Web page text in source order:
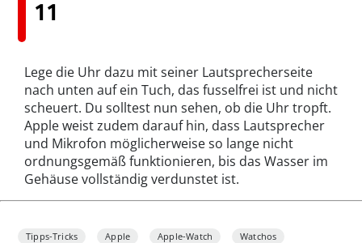
11
Lege die Uhr dazu mit seiner Lautsprecherseite
nach unten auf ein Tuch, das fusselfrei ist und nicht
scheuert. Du solltest nun sehen, ob die Uhr tropft.
Apple weist zudem darauf hin, dass Lautsprecher
und Mikrofon möglicherweise so lange nicht
ordnungsgemäß funktionieren, bis das Wasser im
Gehäuse vollständig verdunstet ist.
Tipps-Tricks Apple Apple-Watch Watchos